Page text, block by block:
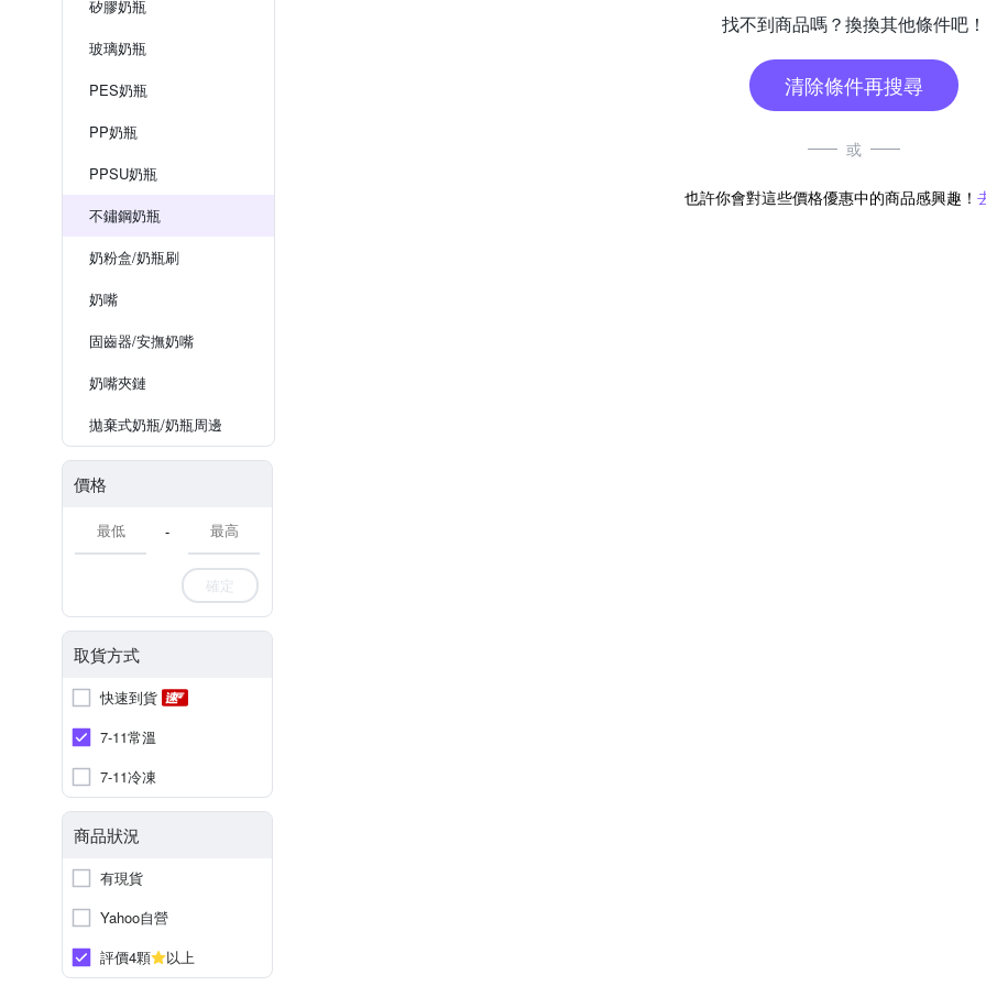
矽膠奶瓶
玻璃奶瓶
PES奶瓶
PP奶瓶
PPSU奶瓶
不鏽鋼奶瓶
奶粉盒/奶瓶刷
奶嘴
固齒器/安撫奶嘴
奶嘴夾鏈
拋棄式奶瓶/奶瓶周邊
價格
-
確定
取貨方式
快速到貨
7-11常溫
7-11冷凍
商品狀況
有現貨
Yahoo自營
評價4顆
以上
找不到商品嗎？換換其他條件吧！
清除條件再搜尋
或
也許你會對這些價格優惠中的商品感興趣！